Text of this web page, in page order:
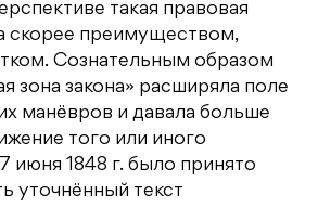
такая правовая
скорее преимуществом,
Сознательным образом
зона закона» расширяла поле
манёвров и давала больше
того или иного
июня 1848 г. было принято
уточнённый текст